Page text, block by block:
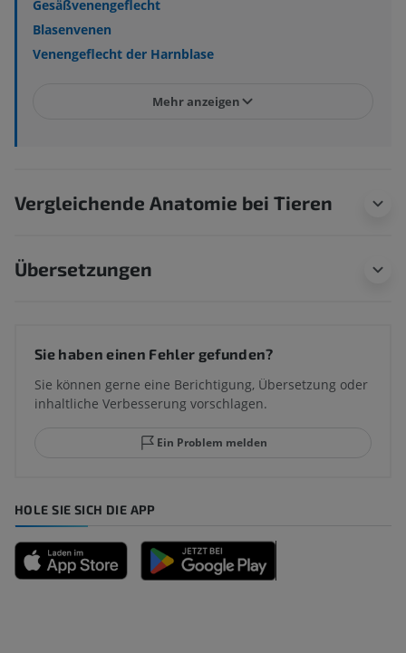
Gesäßvenengeflecht
Blasenvenen
Venengeflecht der Harnblase
Mehr anzeigen
Vergleichende Anatomie bei Tieren
Übersetzungen
Sie haben einen Fehler gefunden?
Sie können gerne eine Berichtigung, Übersetzung oder
inhaltliche Verbesserung vorschlagen.
Ein Problem melden
HOLE SIE SICH DIE APP